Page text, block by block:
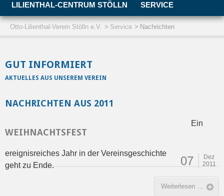
LILIENTHAL-CENTRUM STÖLLN SERVICE
Otto-Lilienthal-Verein Stölln e.V. Service Nachrichten
GUT INFORMIERT
AKTUELLES AUS UNSEREM VEREIN
NACHRICHTEN AUS 2011
WEIHNACHTSFEST
07
Dez
2011
Ein
ereignisreiches Jahr in der Vereinsgeschichte
geht zu Ende.
Weiterlesen …